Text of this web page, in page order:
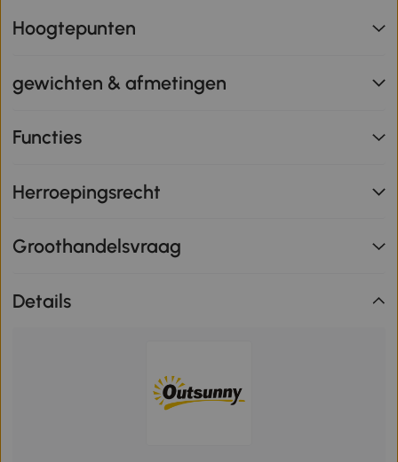
Hoogtepunten
gewichten & afmetingen
Functies
Herroepingsrecht
Groothandelsvraag
Details